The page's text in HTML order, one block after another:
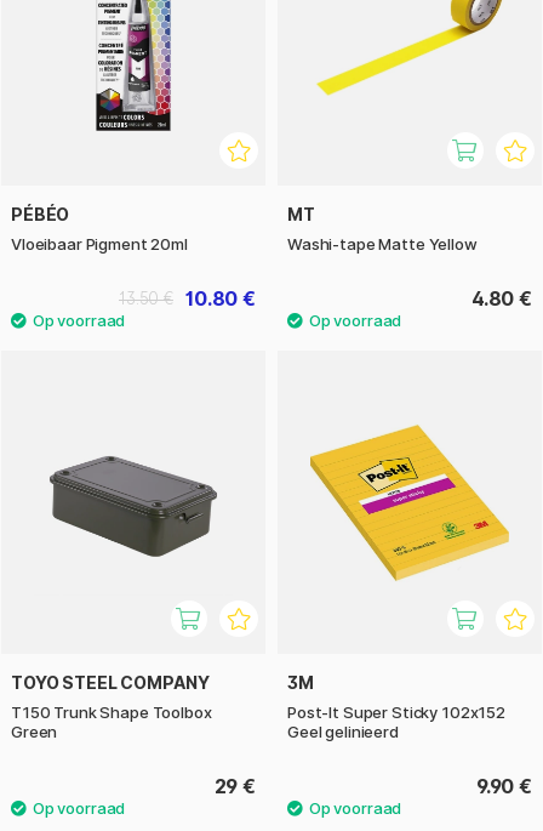
PÉBÉO
Vloeibaar Pigment 20ml
10.80 €
13.50 €
MT
Washi-tape Matte Yellow
4.80 €
TOYO STEEL COMPANY
T150 Trunk Shape Toolbox
Green
29 €
3M
Post-It Super Sticky 102x152
Geel gelinieerd
9.90 €